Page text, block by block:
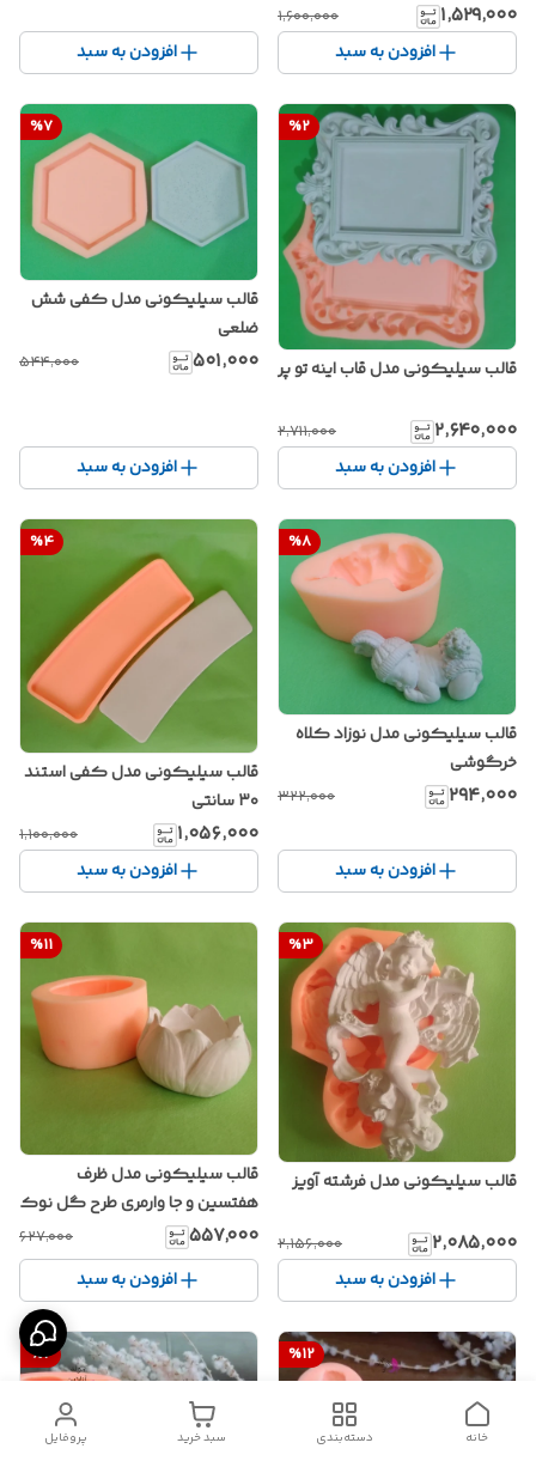
۱٬۵۲۹٬۰۰۰ ۱٬۶۰۰٬۰۰۰
افزودن به سبد افزودن به سبد
%2
قالب سیلیکونی مدل قاب اینه تو پر
۲٬۶۴۰٬۰۰۰ ۲٬۷۱۱٬۰۰۰
افزودن به سبد
%7
قالب سیلیکونی مدل کفی شش
ضلعی
۵۰۱٬۰۰۰ ۵۴۴٬۰۰۰
افزودن به سبد
%8
قالب سیلیکونی مدل نوزاد کلاه
خرگوشی
۲۹۴٬۰۰۰ ۳۲۲٬۰۰۰
افزودن به سبد
%4
قالب سیلیکونی مدل کفی استند
۳۰ سانتی
۱٬۰۵۶٬۰۰۰ ۱٬۱۰۰٬۰۰۰
افزودن به سبد
%3
قالب سیلیکونی مدل فرشته آویز
۲٬۰۸۵٬۰۰۰ ۲٬۱۵۶٬۰۰۰
افزودن به سبد
%11
قالب سیلیکونی مدل ظرف
هفتسین و جا وارمری طرح گل نوک
تیز
۵۵۷٬۰۰۰ ۶۲۷٬۰۰۰
افزودن به سبد
%12
%2
پروفایل سبد خرید دسته‌بندی خانه